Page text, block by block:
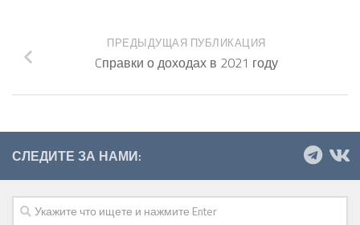
ПРЕДЫДУЩАЯ ПУБЛИКАЦИЯ
Cправки о доходах в 2021 году
СЛЕДИТЕ ЗА НАМИ: